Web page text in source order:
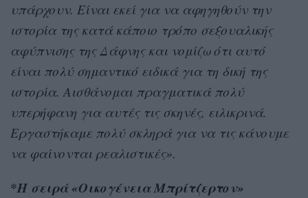
υπάρχουν. Είναι εκεί για να αφηγηθούν την
ιστορία της κατά κάποιο τρόπο σεξουαλικής
αφύπνισης της Δάφνης και νομίζω ότι αυτό
είναι πολύ σημαντικό ειδικά για τη δική της
ιστορία. Αισθάνομαι πραγματικά πολύ
υπερήφανη για αυτές τις σκηνές, ειλικρινά.
Εργαστήκαμε πολύ σκληρά για να τις κάνουμε
να φαίνονται ρεαλιστικές».
*Η σειρά «Οικογένεια Μπρίτζερτον»